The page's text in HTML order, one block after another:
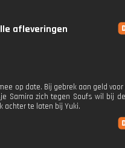
afleveringen
op date. Bij gebrek aan geld
Samira zich tegen Soufs wil bij
achter te laten bij Yuki.